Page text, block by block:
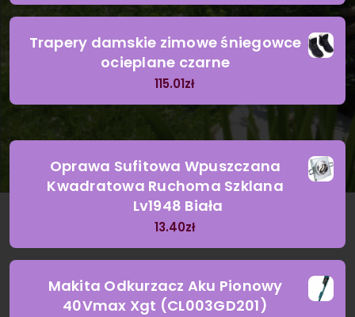
Trapery damskie zimowe śniegowce
ocieplane czarne
115.01zł
Oprawa Sufitowa Wpuszczana
Kwadratowa Ruchoma Szklana
Lv1948 Biała
13.40zł
Makita Odkurzacz Aku Pionowy
40Vmax Xgt (CL003GD201)